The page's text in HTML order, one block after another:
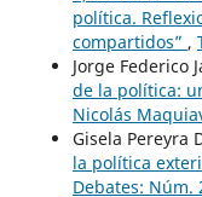
política.
compartidos” ,
Jorge Federico
de la política:
Nicolás
Gisela Pereyra
la política
Debates: Núm.